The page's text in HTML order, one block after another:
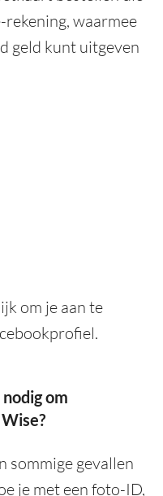
rekening, waarmee
geld kunt uitgeven
om je aan te
om
sommige gevallen
je met een foto-ID,